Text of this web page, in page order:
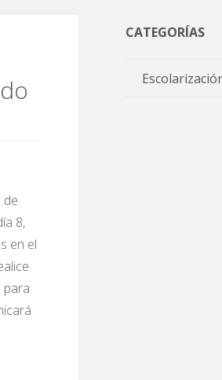
de
8,
en el
para
CATEGORÍAS
Categorías